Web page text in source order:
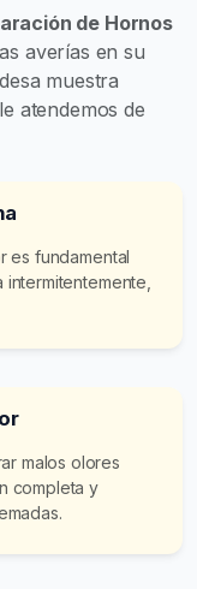
de Hornos
averías en su
muestra
atendemos de
es fundamental
malos olores
completa y